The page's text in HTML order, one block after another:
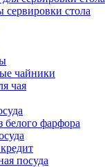
сервировки стола
чайники
чая
белого фарфора
посуда